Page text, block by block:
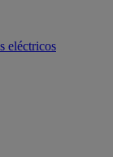
eléctricos